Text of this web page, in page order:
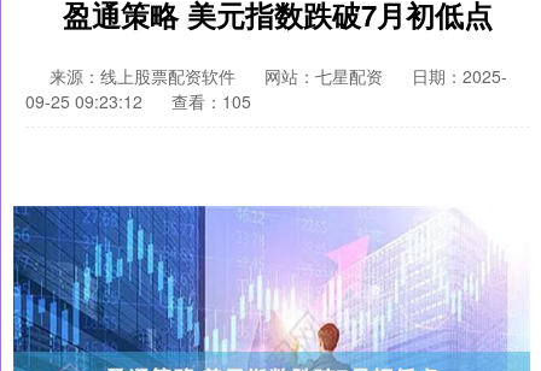
盈通策略 美元指数跌破7月初低点
来源：线上股票配资软件 网站：七星配资
日期：2025-
09-25 09:23:12
查看：105